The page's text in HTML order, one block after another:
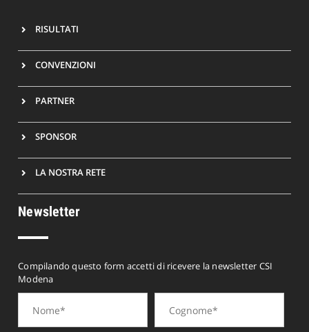
RISULTATI
CONVENZIONI
PARTNER
SPONSOR
LA NOSTRA RETE
Newsletter
Compilando questo form accetti di ricevere la newsletter CSI
Modena